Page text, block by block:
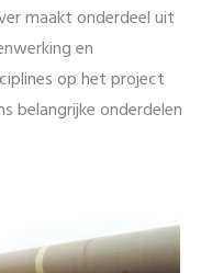
maakt onderdeel uit
en
op het project
belangrijke onderdelen